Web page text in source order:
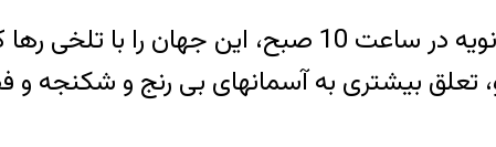
آن فرشته زیبای ما، آن غنچه تازه شکفته ما، – لیلای عزیز ما، در 17 ژانویه در
تعلق بیشتری به آسمانهای بی رنج و شکنجه و